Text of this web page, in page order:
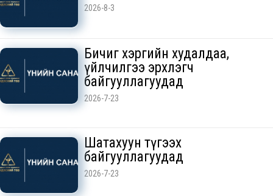
2026-8-3
Бичиг хэргийн худалдаа,
үйлчилгээ эрхлэгч
байгууллагуудад
2026-7-23
Шатахуун түгээх
байгууллагуудад
2026-7-23